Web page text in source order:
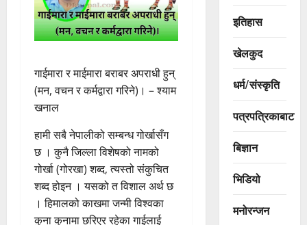
गाईमारा र माईमारा बराबर अपराधी हुन्
(मन, वचन र कर्मद्वारा गरिने)। – श्याम
खनाल
हामी सबै नेपालीको सम्बन्ध गोर्खासँग
छ । कुनै जिल्ला विशेषको नामको
गोर्खा (गोरखा) शब्द‚ त्यस्तो संकुचित
शब्द होइन । यसको त विशाल अर्थ छ
। हिमालको काखमा जन्मी विश्वका
कुना कुनामा छरिएर रहेका गाईलाई
इतिहास
खेलकुद
धर्म/संस्कृति
पत्रपत्रिकाबाट
बिज्ञान
भिडियो
मनोरन्जन